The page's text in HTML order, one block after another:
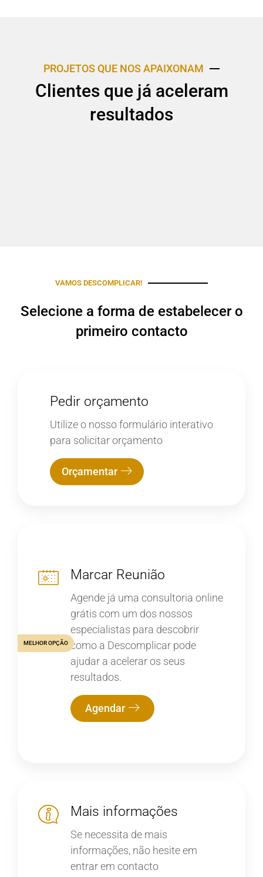
PROJETOS QUE NOS APAIXONAM
Clientes que já aceleram
resultados
VAMOS DESCOMPLICAR!
Selecione a forma de estabelecer o
primeiro contacto
Pedir orçamento
Utilize o nosso formulário interativo
para solicitar orçamento
Orçamentar
Marcar Reunião
Agende já uma consultoria online
grátis com um dos nossos
especialistas para descobrir
como a Descomplicar pode
ajudar a acelerar os seus
resultados.
Agendar
MELHOR OPÇÃO
Mais informações
Se necessita de mais
informações, não hesite em
entrar em contacto